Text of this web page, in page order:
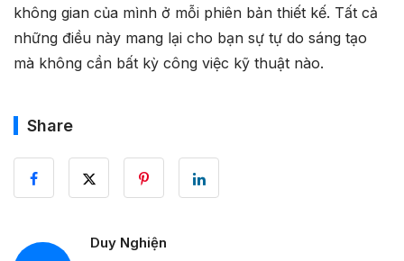
không gian của mình ở mỗi phiên bản thiết kế. Tất cả
những điều này mang lại cho bạn sự tự do sáng tạo
mà không cần bất kỳ công việc kỹ thuật nào.
Share
Duy Nghiện